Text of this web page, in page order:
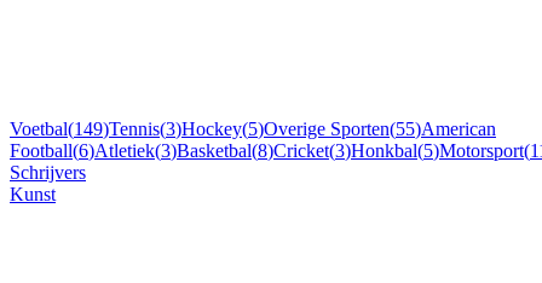
Voetbal(149)Tennis(3)Hockey(5)Overige Sporten(55)American
Football(6)Atletiek(3)Basketbal(8)Cricket(3)Honkbal(5)Motorsport(
Schrijvers
Kunst